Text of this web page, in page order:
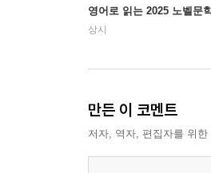
영어로 읽는 2025 노벨문
상시
만든 이 코멘트
저자, 역자, 편집자를 위